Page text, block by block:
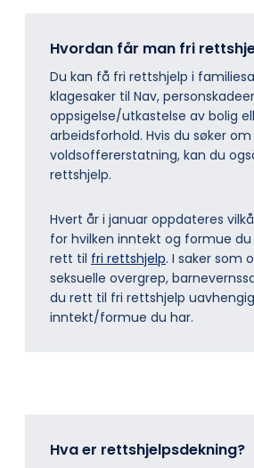
Hvordan får man fri
Du kan få fri rettshjelp i
klagesaker til Nav,
oppsigelse/utkastelse av bolig
arbeidsforhold. Hvis du søker om
voldsoffererstatning, kan du
rettshjelp.
Hvert år i januar oppdateres
for hvilken inntekt og formue
rett til fri rettshjelp. I saker som
seksuelle overgrep,
du rett til fri rettshjelp
inntekt/formue du har.
Hva er rettshjelpsdekning?